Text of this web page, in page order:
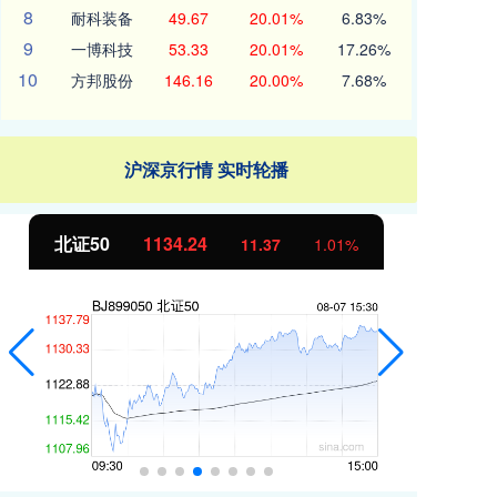
8 耐科装备 49.67 20.01% 6.83%
9 一博科技 53.33 20.01% 17.26%
10 方邦股份 146.16 20.00% 7.68%
沪深京行情 实时轮播
北证50 1134.24 11.37 1.01%